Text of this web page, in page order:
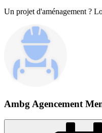
Un projet d'aménagement ?
Ambg Agencement